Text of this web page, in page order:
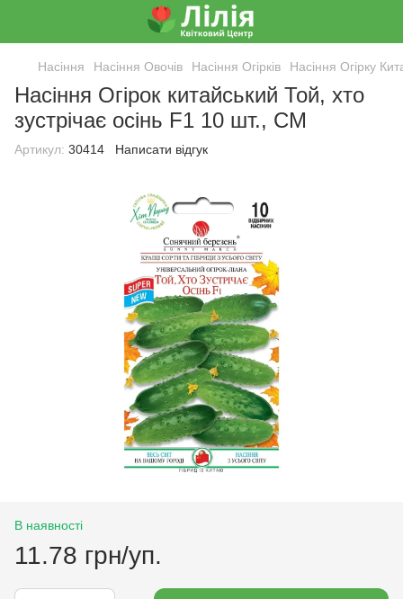
Насіння Насіння Овочів Насіння Огірків Насіння Огірку
Насіння Огірок китайський Той, хто
зустрічає осінь F1 10 шт., СМ
Артикул: 30414 Написати відгук
В наявності
11.78 грн/уп.